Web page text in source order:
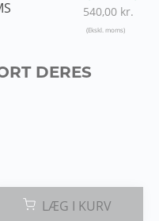
540,00 kr.
DERES
LÆG I KURV